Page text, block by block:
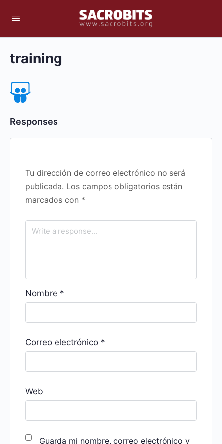
training
Responses
Tu dirección de correo electrónico no será
publicada. Los campos obligatorios están
marcados con *
Nombre *
Correo electrónico *
Web
Guarda mi nombre, correo electrónico y